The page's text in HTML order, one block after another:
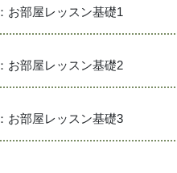
：お部屋レッスン基礎1
：お部屋レッスン基礎2
：お部屋レッスン基礎3